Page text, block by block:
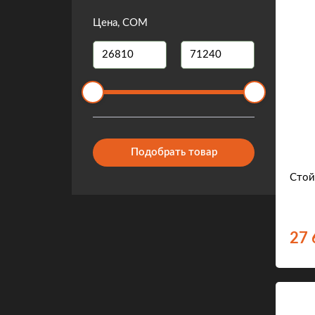
Цена, COM
Подобрать товар
27